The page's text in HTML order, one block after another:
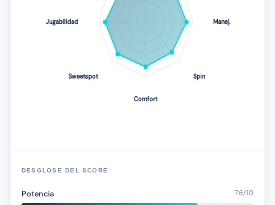
DESGLOSE DEL SCORE
Potencia 7.6/10